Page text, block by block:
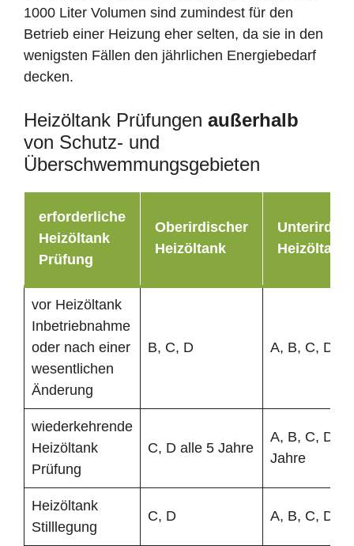
1000 Liter Volumen sind zumindest für den
Betrieb einer Heizung eher selten, da sie in den
wenigsten Fällen den jährlichen Energiebedarf
decken.
Heizöltank Prüfungen außerhalb
von Schutz- und
Überschwemmungsgebieten
erforderliche
Heizöltank
Prüfung
Oberirdischer
Heizöltank
Heizöltank
vor Heizöltank
Inbetriebnahme
oder nach einer
wesentlichen
Änderung
B, C, D A, B, C, D
wiederkehrende
Heizöltank
Prüfung
C, D alle 5 Jahre
A, B, C, D
Jahre
Heizöltank
Stilllegung
C, D A, B, C, D